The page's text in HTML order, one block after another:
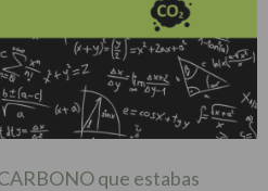
que estabas